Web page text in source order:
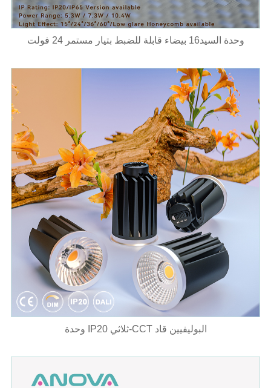
وحدة السيد16 بيضاء قابلة للضبط بتيار مستمر 24 فولت
وحدة IP20 ثلاثي-CCT البوليفيين قاد